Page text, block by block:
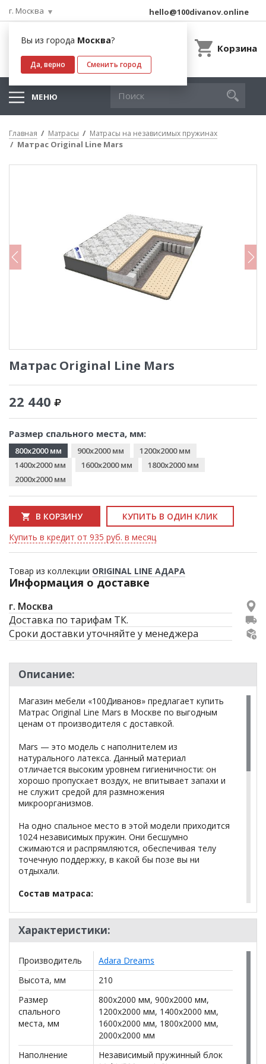
г. Москва
Вы из города Москва?
Да, верно Сменить город
hello@100divanov.online
Корзина
МЕНЮ
Главная Матрасы Матрасы на независимых пружинах
Матрас Original Line Mars
Матрас Original Line Mars
22 440
Размер спального места, мм:
800x2000 мм 900x2000 мм
1200x2000 мм
1400x2000 мм
1600x2000 мм
1800x2000 мм
2000x2000 мм
В КОРЗИНУ
КУПИТЬ В ОДИН КЛИК
Купить в кредит от 935 руб. в месяц
Товар из коллекции ORIGINAL LINE АДАРА
Информация о доставке
г. Москва
Доставка по тарифам ТК.
Сроки доставки уточняйте у менеджера
Описание:
Магазин мебели «100Диванов» предлагает купить
Матрас Original Line Mars в Москве по выгодным
ценам от производителя с доставкой.
Mars — это модель с наполнителем из
натурального латекса. Данный материал
отличается высоким уровнем гигиеничности: он
хорошо пропускает воздух, не впитывает запахи и
не служит средой для размножения
микроорганизмов.
На одно спальное место в этой модели приходится
1024 независимых пружин. Они бесшумно
сжимаются и распрямляются, обеспечивая телу
точечную поддержку, в какой бы позе вы ни
отдыхали.
Состав матраса:
Натуральный латекс – 30 мм;
Термовойлок;
Блок независимых пружин Multi (1024 штук на
спальное место);
Термовойлок;
Натуральный латекс – 30 мм.
Чехол: бело-золотой трикотаж, бежевый бурлет
со стежкой.
Уровень жесткости:ниже среднего.
Максимальная нагрузка на спальное место:до
Характеристики:
Производитель
Adara Dreams
Высота, мм
210
Размер
спального
места, мм
800x2000 мм, 900x2000 мм,
1200x2000 мм, 1400x2000 мм,
1600x2000 мм, 1800x2000 мм,
2000x2000 мм
Наполнение
Независимый пружинный блок